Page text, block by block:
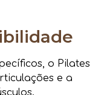
o Pilates
e a